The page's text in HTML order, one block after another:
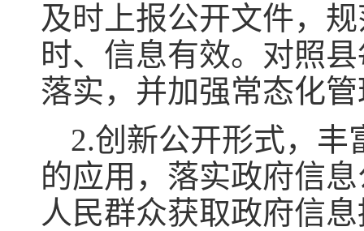
及时上报公开文件，
时、信息有效。对照
落实，并加强常态化
2.创新公开形式，丰
的应用，落实政府信
人民群众获取政府信